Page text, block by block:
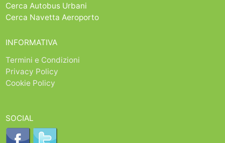
Cerca Autobus Urbani
Cerca Navetta Aeroporto
INFORMATIVA
Termini e Condizioni
Privacy Policy
Cookie Policy
SOCIAL